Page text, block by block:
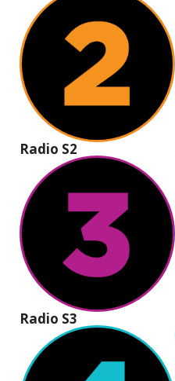
Radio S2
Radio S3